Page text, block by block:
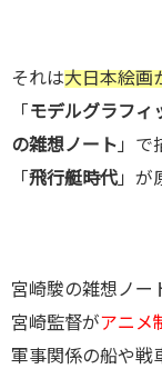
それは大日本絵画
「 モデルグラフィ
の雑想ノート 」で
「 飛行艇時代」が
宮崎駿の雑想ノー
宮崎監督がアニメ
軍事関係の船や戦